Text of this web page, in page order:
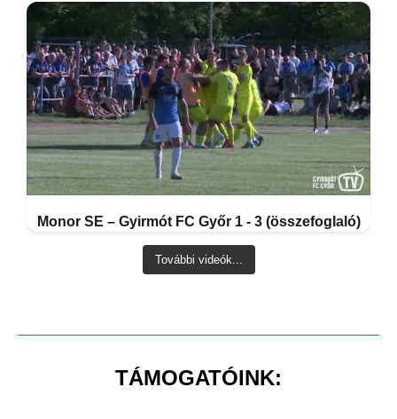
Monor SE – Gyirmót FC Győr 1 - 3 (összefoglaló)
További videók...
TÁMOGATÓINK: